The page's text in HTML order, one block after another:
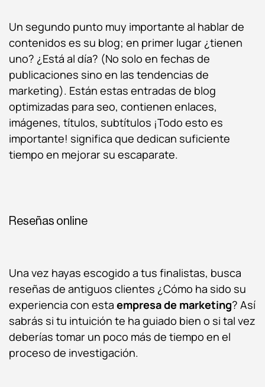
Un segundo punto muy importante al hablar de
contenidos es su blog; en primer lugar ¿tienen
uno? ¿Está al día? (No solo en fechas de
publicaciones sino en las tendencias de
marketing). Están estas entradas de blog
optimizadas para seo, contienen enlaces,
imágenes, títulos, subtítulos ¡Todo esto es
importante! significa que dedican suficiente
tiempo en mejorar su escaparate.
Reseñas online
Una vez hayas escogido a tus finalistas, busca
reseñas de antiguos clientes ¿Cómo ha sido su
experiencia con esta empresa de marketing? Así
sabrás si tu intuición te ha guiado bien o si tal vez
deberías tomar un poco más de tiempo en el
proceso de investigación.